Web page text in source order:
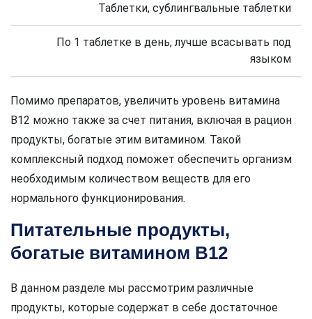
Таблетки, сублингвальные таблетки
По 1 таблетке в день, лучше всасывать под
языком
Помимо препаратов, увеличить уровень витамина
B12 можно также за счет питания, включая в рацион
продукты, богатые этим витамином. Такой
комплексный подход поможет обеспечить организм
необходимым количеством веществ для его
нормального функционирования.
Питательные продукты,
богатые витамином В12
В данном разделе мы рассмотрим различные
продукты, которые содержат в себе достаточное